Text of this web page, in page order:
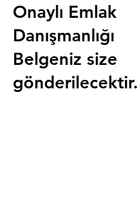
Onaylı Emlak
Danışmanlığı
Belgeniz size
gönderilecektir.